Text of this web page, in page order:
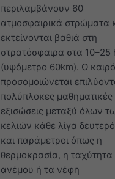
περιλαμβάνουν 60
ατμοσφαιρικά στρώματα
εκτείνονται βαθιά στη
στρατόσφαιρα στα 10–25
(υψόμετρο 60km). Ο
προσομοιώνεται
πολύπλοκες μαθηματικές
εξισώσεις μεταξύ όλων
κελιών κάθε λίγα
και παράμετροι όπως η
θερμοκρασία, η ταχύτητα
ανέμου ή τα νέφη